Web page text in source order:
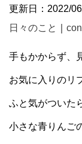
更新日：2022/
日々のこと
手もかからず、
お気に入りのリ
ふと気がついた
小さな青りんご